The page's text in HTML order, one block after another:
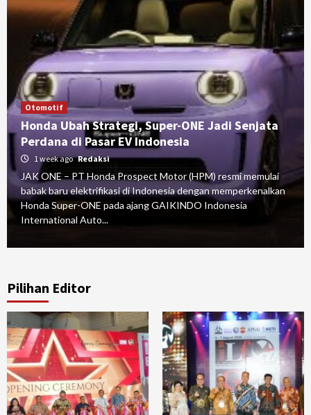
Otomotif
Honda Ubah Strategi, Super-ONE Jadi Senjata
Perdana di Pasar EV Indonesia
1 week ago Redaksi
JAK ONE – PT Honda Prospect Motor (HPM) resmi memulai
babak baru elektrifikasi di Indonesia dengan memperkenalkan
Honda Super-ONE pada ajang GAIKINDO Indonesia
International Auto...
Pilihan Editor